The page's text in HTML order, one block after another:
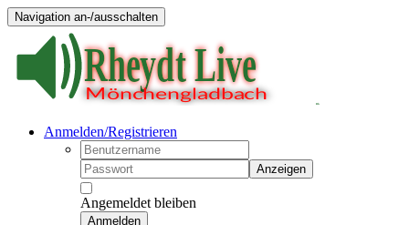
Navigation an-/ausschalten
Anmelden/Registrieren
Anzeigen
Angemeldet bleiben
Anmelden